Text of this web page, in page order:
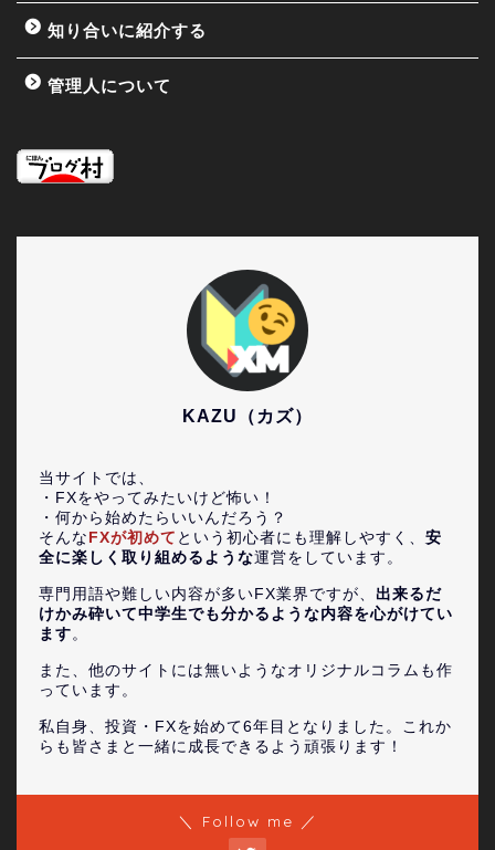
知り合いに紹介する
管理人について
KAZU（カズ）
当サイトでは、
・FXをやってみたいけど怖い！
・何から始めたらいいんだろう？
そんな FXが初めて という初心者にも理解しやすく、 安
全に楽しく取り組めるような運営をしています。
専門用語や難しい内容が多いFX業界ですが、 出来るだ
けかみ砕いて中学生でも分かるような内容を心がけてい
ます 。
また、他のサイトには無いようなオリジナルコラムも作
っています。
私自身、投資・FXを始めて6年目となりました。これか
らも皆さまと一緒に成長できるよう頑張ります！
＼ Follow me ／